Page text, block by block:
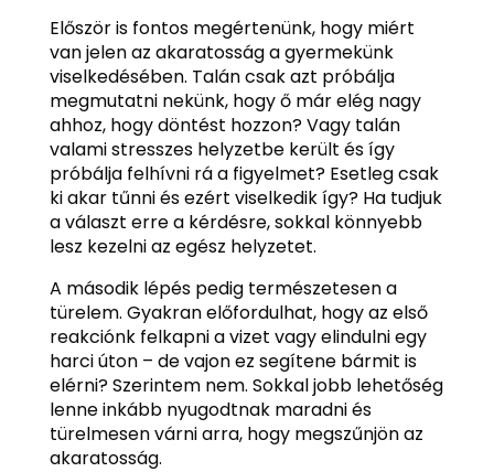
Először is fontos megértenünk, hogy miért
van jelen az akaratosság a gyermekünk
viselkedésében. Talán csak azt próbálja
megmutatni nekünk, hogy ő már elég nagy
ahhoz, hogy döntést hozzon? Vagy talán
valami stresszes helyzetbe került és így
próbálja felhívni rá a figyelmet? Esetleg csak
ki akar tűnni és ezért viselkedik így? Ha tudjuk
a választ erre a kérdésre, sokkal könnyebb
lesz kezelni az egész helyzetet.
A második lépés pedig természetesen a
türelem. Gyakran előfordulhat, hogy az első
reakciónk felkapni a vizet vagy elindulni egy
harci úton – de vajon ez segítene bármit is
elérni? Szerintem nem. Sokkal jobb lehetőség
lenne inkább nyugodtnak maradni és
türelmesen várni arra, hogy megszűnjön az
akaratosság.